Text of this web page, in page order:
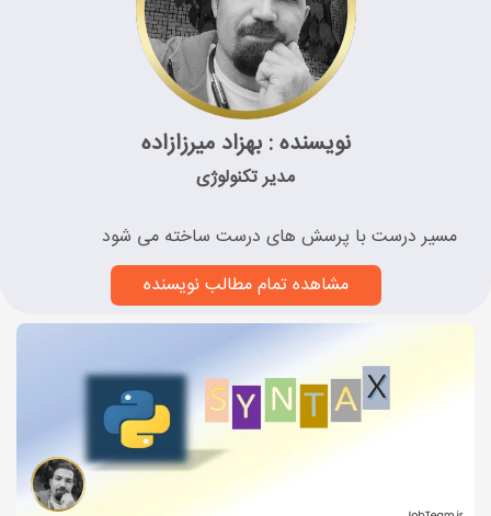
نویسنده : بهزاد میرزازاده
مدیر تکنولوژی
مسیر درست با پرسش های درست ساخته می شود
مشاهده تمام مطالب نویسنده